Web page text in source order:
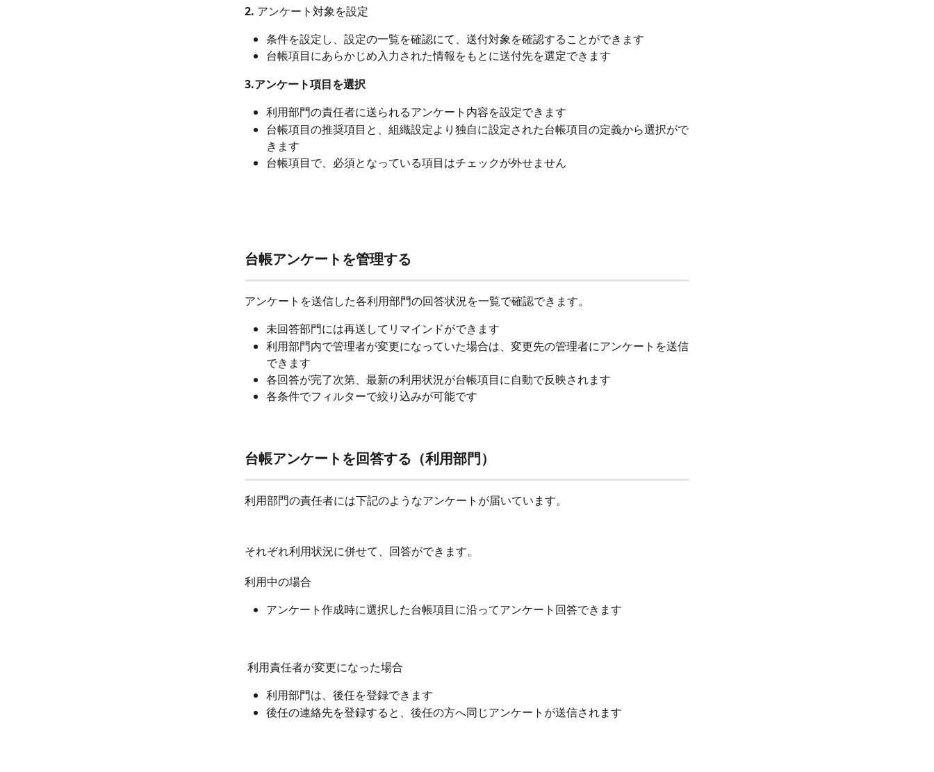
2. アンケート対象を設定
条件を設定し、設定の一覧を確認にて、送付対象を確認することができます
台帳項目にあらかじめ入力された情報をもとに送付先を選定できます
3.アンケート項目を選択
利用部門の責任者に送られるアンケート内容を設定できます
台帳項目の推奨項目と、組織設定より独自に設定された台帳項目の定義から選択がで
きます
台帳項目で、必須となっている項目はチェックが外せません
台帳アンケートを管理する
アンケートを送信した各利用部門の回答状況を一覧で確認できます。
未回答部門には再送してリマインドができます
利用部門内で管理者が変更になっていた場合は、変更先の管理者にアンケートを送信
できます
各回答が完了次第、最新の利用状況が台帳項目に自動で反映されます
各条件でフィルターで絞り込みが可能です
台帳アンケートを回答する（利用部門）
利用部門の責任者には下記のようなアンケートが届いています。
それぞれ利用状況に併せて、回答ができます。
利用中の場合
アンケート作成時に選択した台帳項目に沿ってアンケート回答できます
利用責任者が変更になった場合
利用部門は、後任を登録できます
後任の連絡先を登録すると、後任の方へ同じアンケートが送信されます